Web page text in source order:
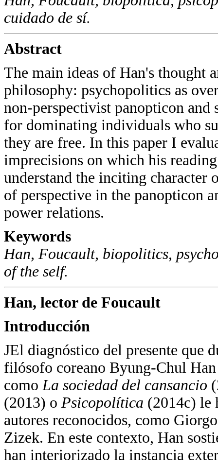
cuidado de sí.
Abstract
The main ideas of Han's thought
philosophy: psychopolitics as
non-perspectivist panopticon and
for dominating individuals who
they are free. In this paper I
imprecisions on which his
understand the inciting character
of perspective in the panopticon
power relations.
Keywords
Han, Foucault, biopolitics,
of the self.
Han, lector de Foucault
Introducción
JEl diagnóstico del presente que
filósofo coreano Byung-Chul
comoLa sociedad del cansancio
(2013) o Psicopolítica (2014c) le
autores reconocidos, como
Zizek. En este contexto, Han
han interiorizado la instancia